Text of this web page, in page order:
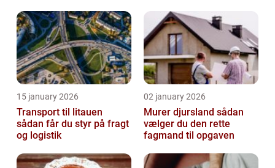
15 january 2026
Transport til litauen
sådan får du styr på fragt
og logistik
02 january 2026
Murer djursland sådan
vælger du den rette
fagmand til opgaven